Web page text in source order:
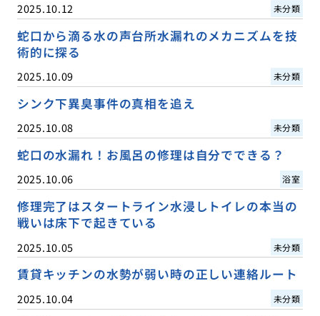
2025.10.12 未分類
蛇口から滴る水の声台所水漏れのメカニズムを技
術的に探る
2025.10.09 未分類
シンク下異臭事件の真相を追え
2025.10.08 未分類
蛇口の水漏れ！お風呂の修理は自分でできる？
2025.10.06 浴室
修理完了はスタートライン水浸しトイレの本当の
戦いは床下で起きている
2025.10.05 未分類
賃貸キッチンの水勢が弱い時の正しい連絡ルート
2025.10.04 未分類